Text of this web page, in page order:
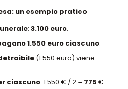
un esempio pratico
: 3.100 euro.
1.550 euro ciascuno.
(1.550 euro) viene
ciascuno: 1.550 € / 2 = 775 €.